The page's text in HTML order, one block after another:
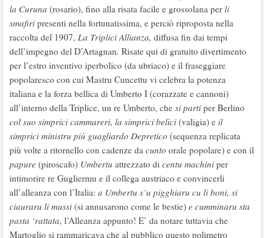
la Curuna (rosario), fino alla risata facile e grossolana per li
smafiri presenti nella fortunatissima, e perciò riproposta nella
raccolta del 1907, La Triplici Allianza, diffusa fin dai tempi
dell’impegno del D’Artagnan. Risate qui di gratuito divertimento
per l’estro inventivo iperbolico (da ubriaco) e il fraseggiare
popolaresco con cui Mastru Cuncettu vi celebra la potenza
italiana e la forza bellica di Umberto I (corazzate e cannoni)
all’interno della Triplice, un re Umberto, che si parti per Berlino
col suo simprici cammareri, la simprici belìci (valigia) e il
simprici ministru più guagliardo Depretico (sequenza replicata
più volte a ritornello con cadenze da cunto orale popolare) e con il
papure (piroscafo) Umbertu attrezzato di centu machini per
intimorire re Gugliermu e il collega austriaco e convincerli
all’alleanza con l’Italia: a Umbertu s’u pigghiaru cu li boni, si
ciauraru li mussi (si annusarono come le bestie) e cumminaru sta
pasta ‘rattata, l’Alleanza appunto! E’ da notare tuttavia che
Martoglio si rammaricava che al pubblico questo polimetro